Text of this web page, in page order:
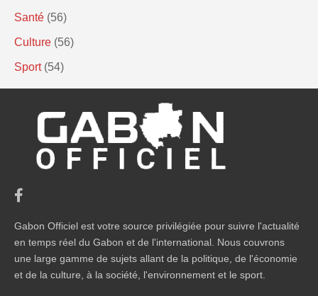
Santé (56)
Culture (56)
Sport (54)
Gabon Officiel est votre source privilégiée pour suivre l'actualité
en temps réel du Gabon et de l'international. Nous couvrons
une large gamme de sujets allant de la politique, de l'économie
et de la culture, à la société, l'environnement et le sport.